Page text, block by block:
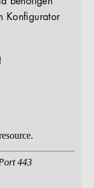
Konfigurator